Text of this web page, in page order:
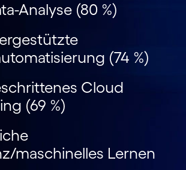
Analyse (80 %)
(74 %)
Cloud
(69 %)
maschinelles Lernen